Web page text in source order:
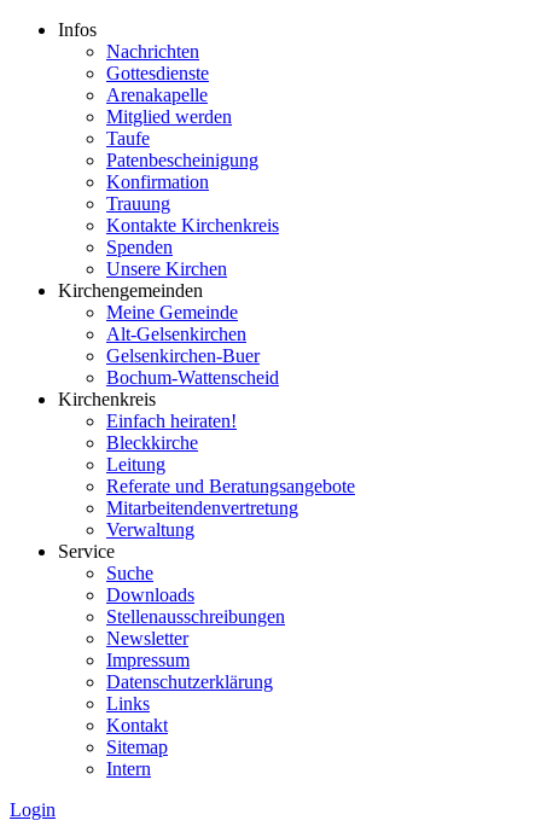
Infos
Nachrichten
Gottesdienste
Arenakapelle
Mitglied werden
Taufe
Patenbescheinigung
Konfirmation
Trauung
Kontakte Kirchenkreis
Spenden
Unsere Kirchen
Kirchengemeinden
Meine Gemeinde
Alt-Gelsenkirchen
Gelsenkirchen-Buer
Bochum-Wattenscheid
Kirchenkreis
Einfach heiraten!
Bleckkirche
Leitung
Referate und Beratungsangebote
Mitarbeitendenvertretung
Verwaltung
Service
Suche
Downloads
Stellenausschreibungen
Newsletter
Impressum
Datenschutzerklärung
Links
Kontakt
Sitemap
Intern
Login